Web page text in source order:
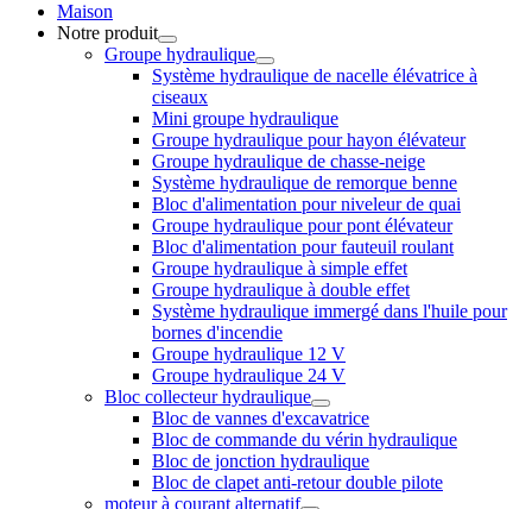
Maison
Notre produit
Groupe hydraulique
Système hydraulique de nacelle élévatrice à
ciseaux
Mini groupe hydraulique
Groupe hydraulique pour hayon élévateur
Groupe hydraulique de chasse-neige
Système hydraulique de remorque benne
Bloc d'alimentation pour niveleur de quai
Groupe hydraulique pour pont élévateur
Bloc d'alimentation pour fauteuil roulant
Groupe hydraulique à simple effet
Groupe hydraulique à double effet
Système hydraulique immergé dans l'huile pour
bornes d'incendie
Groupe hydraulique 12 V
Groupe hydraulique 24 V
Bloc collecteur hydraulique
Bloc de vannes d'excavatrice
Bloc de commande du vérin hydraulique
Bloc de jonction hydraulique
Bloc de clapet anti-retour double pilote
moteur à courant alternatif